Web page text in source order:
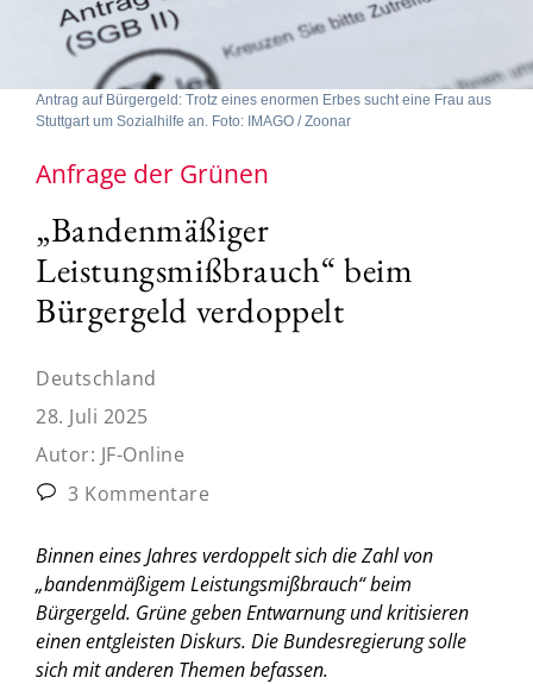
Antrag auf Bürgergeld: Trotz eines enormen Erbes sucht eine Frau aus
Stuttgart um Sozialhilfe an. Foto: IMAGO / Zoonar
Anfrage der Grünen
„Bandenmäßiger
Leistungsmißbrauch“ beim
Bürgergeld verdoppelt
Deutschland
28. Juli 2025
Autor: JF-Online
3 Kommentare
Binnen eines Jahres verdoppelt sich die Zahl von
„bandenmäßigem Leistungsmißbrauch“ beim
Bürgergeld. Grüne geben Entwarnung und kritisieren
einen entgleisten Diskurs. Die Bundesregierung solle
sich mit anderen Themen befassen.